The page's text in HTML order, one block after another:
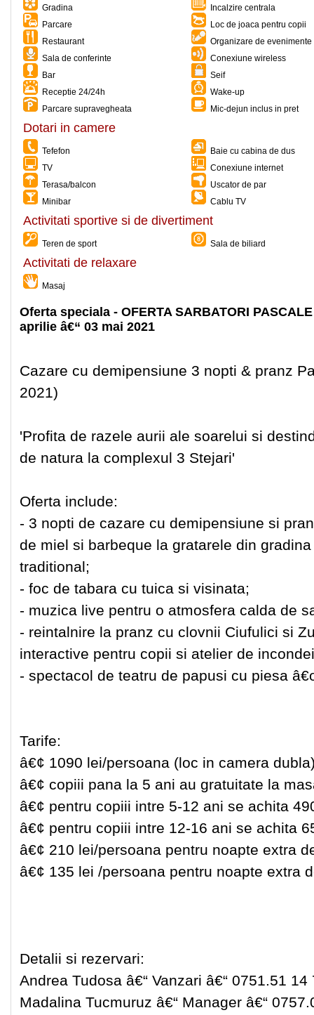
Gradina
Incalzire centrala
Parcare
Loc de joaca pentru copii
Restaurant
Organizare de
Sala de conferinte
Conexiune wireless
Bar
Seif
Receptie 24/24h
Wake-up
Parcare supravegheata
Mic-dejun inclus in pret
Dotari in camere
Tefefon
Baie cu cabina de dus
TV
Conexiune internet
Terasa/balcon
Uscator de par
Minibar
Cablu TV
Activitati sportive si de divertiment
Teren de sport Sala de biliard
Activitati de relaxare
Masaj
Oferta speciala - OFERTA SARBATORI
aprilie â€“ 03 mai 2021
Cazare cu demipensiune 3 nopti & pranz
2021)
'Profita de razele aurii ale soarelui si
de natura la complexul 3 Stejari'
Oferta include:
- 3 nopti de cazare cu demipensiune si
de miel si barbeque la gratarele din
traditional;
- foc de tabara cu tuica si visinata;
- muzica live pentru o atmosfera calda de
- reintalnire la pranz cu clovnii Ciufulici si
interactive pentru copii si atelier de
- spectacol de teatru de papusi cu piesa
Tarife:
â€¢ 1090 lei/persoana (loc in camera
â€¢ copiii pana la 5 ani au gratuitate la
â€¢ pentru copiii intre 5-12 ani se achita
â€¢ pentru copiii intre 12-16 ani se achita
â€¢ 210 lei/persoana pentru noapte extra
â€¢ 135 lei /persoana pentru noapte extra
Detalii si rezervari:
Andrea Tudosa â€“ Vanzari â€“ 0751.51 14
Madalina Tucmuruz â€“ Manager â€“